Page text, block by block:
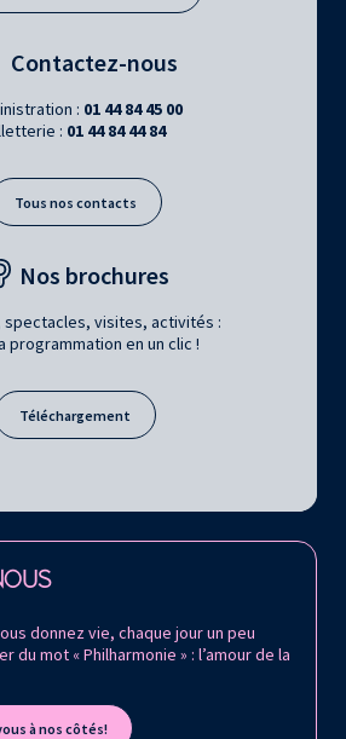
Contactez-nous
: 01 44 84 45 00
: 01 44 84 44 84
Tous nos contacts
Nos brochures
spectacles, visites, activités :
programmation en un clic !
Téléchargement
donnez vie, chaque jour un peu
du mot « Philharmonie » : l’amour de la
à nos côtés!
de Paris sur